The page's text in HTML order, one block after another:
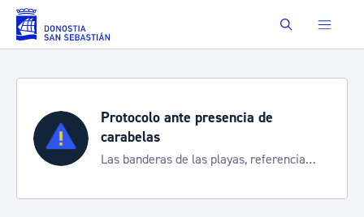
Saltar al contenido principal Buscar
Semana Grande 2026
Cortes de tráfico y servicios especiales
de transporte